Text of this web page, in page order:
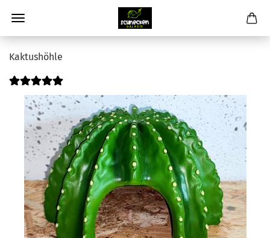
Kaktushöhle